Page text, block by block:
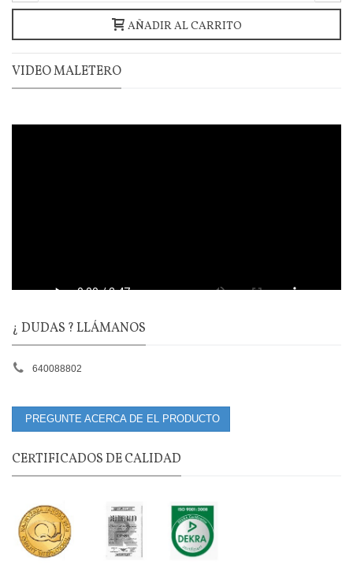
AÑADIR AL CARRITO
VIDEO MALETERO
¿ DUDAS ? LLÁMANOS
640088802
PREGUNTE ACERCA DE EL PRODUCTO
CERTIFICADOS DE CALIDAD